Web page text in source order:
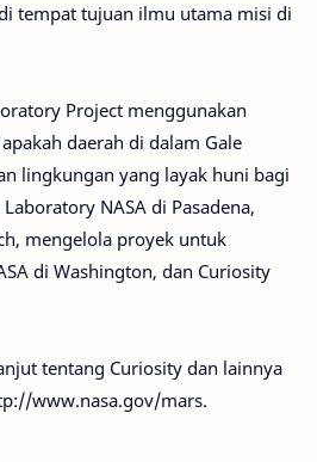
tempat tujuan ilmu utama misi di
Project menggunakan
daerah di dalam Gale
lingkungan yang layak huni bagi
NASA di Pasadena,
mengelola proyek untuk
di Washington, dan Curiosity
tentang Curiosity dan lainnya
www.nasa.gov/mars.